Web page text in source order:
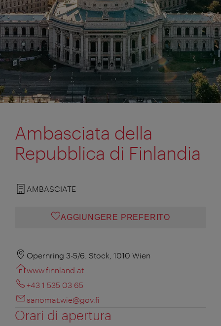
Ambasciata della
Repubblica di Finlandia
AMBASCIATE
AGGIUNGERE PREFERITO
Opernring 3-5/6. Stock, 1010 Wien
www.finnland.at
+43 1 535 03 65
sanomat.wie@gov.fi
Orari di apertura